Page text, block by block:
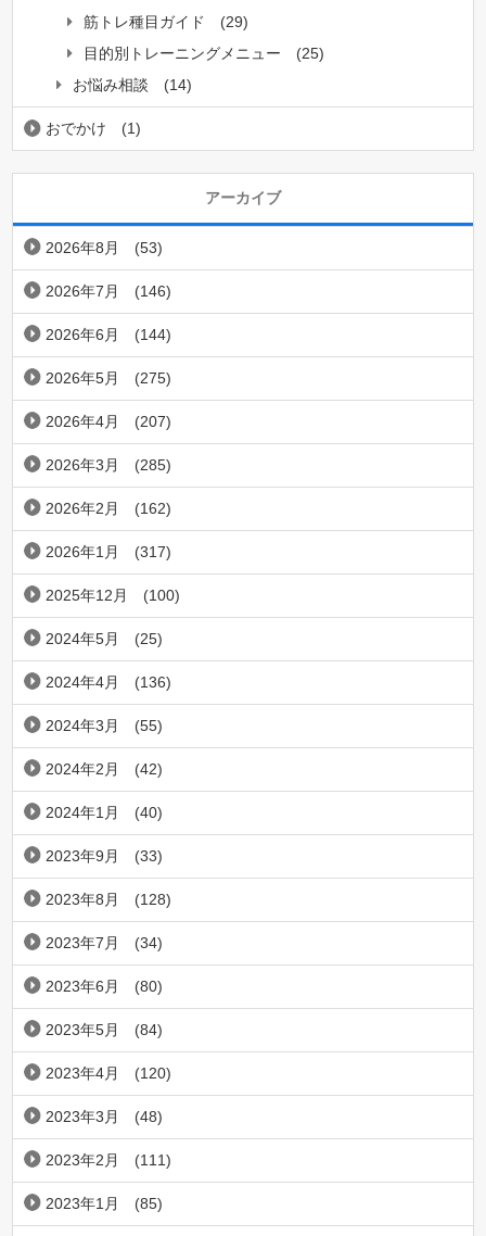
筋トレ種目ガイド
(29)
目的別トレーニングメニュー
(25)
お悩み相談
(14)
おでかけ (1)
アーカイブ
2026年8月 (53)
2026年7月 (146)
2026年6月 (144)
2026年5月 (275)
2026年4月 (207)
2026年3月 (285)
2026年2月 (162)
2026年1月 (317)
2025年12月 (100)
2024年5月 (25)
2024年4月 (136)
2024年3月 (55)
2024年2月 (42)
2024年1月 (40)
2023年9月 (33)
2023年8月 (128)
2023年7月 (34)
2023年6月 (80)
2023年5月 (84)
2023年4月 (120)
2023年3月 (48)
2023年2月 (111)
2023年1月 (85)